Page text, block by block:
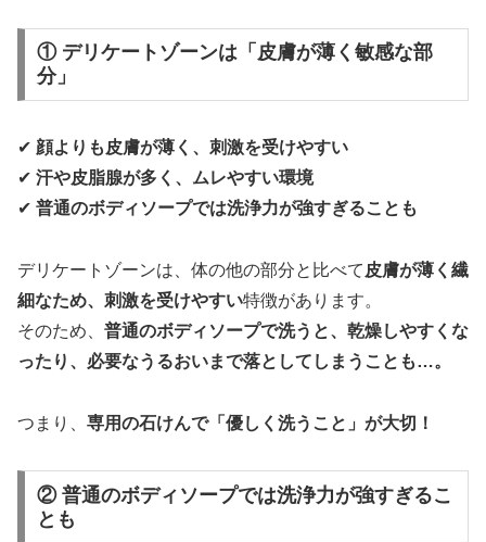
① デリケートゾーンは「皮膚が薄く敏感な部
分」
✔ 顔よりも皮膚が薄く、刺激を受けやすい
✔ 汗や皮脂腺が多く、ムレやすい環境
✔ 普通のボディソープでは洗浄力が強すぎることも
デリケートゾーンは、体の他の部分と比べて 皮膚が薄く繊
細なため、刺激を受けやすい特徴があります。
そのため、 普通のボディソープで洗うと、乾燥しやすくな
ったり、必要なうるおいまで落としてしまうことも…。
つまり、 専用の石けんで「優しく洗うこと」が大切！
② 普通のボディソープでは洗浄力が強すぎるこ
とも